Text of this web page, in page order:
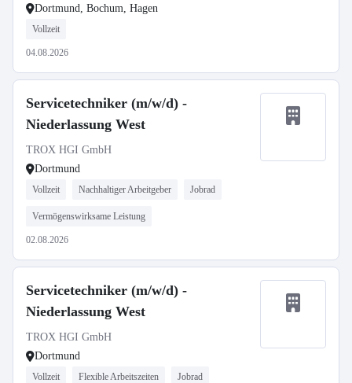
Dortmund, Bochum, Hagen
Vollzeit
04.08.2026
Servicetechniker (m/w/d) -
Niederlassung West
TROX HGI GmbH
Dortmund
Vollzeit Nachhaltiger Arbeitgeber Jobrad
Vermögenswirksame Leistung
02.08.2026
Servicetechniker (m/w/d) -
Niederlassung West
TROX HGI GmbH
Dortmund
Vollzeit Flexible Arbeitszeiten Jobrad